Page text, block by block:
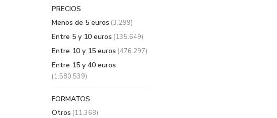
PRECIOS
Menos de 5 euros (3.299)
Entre 5 y 10 euros (135.649)
Entre 10 y 15 euros (476.297)
Entre 15 y 40 euros
(1.580.539)
FORMATOS
Otros (11.368)